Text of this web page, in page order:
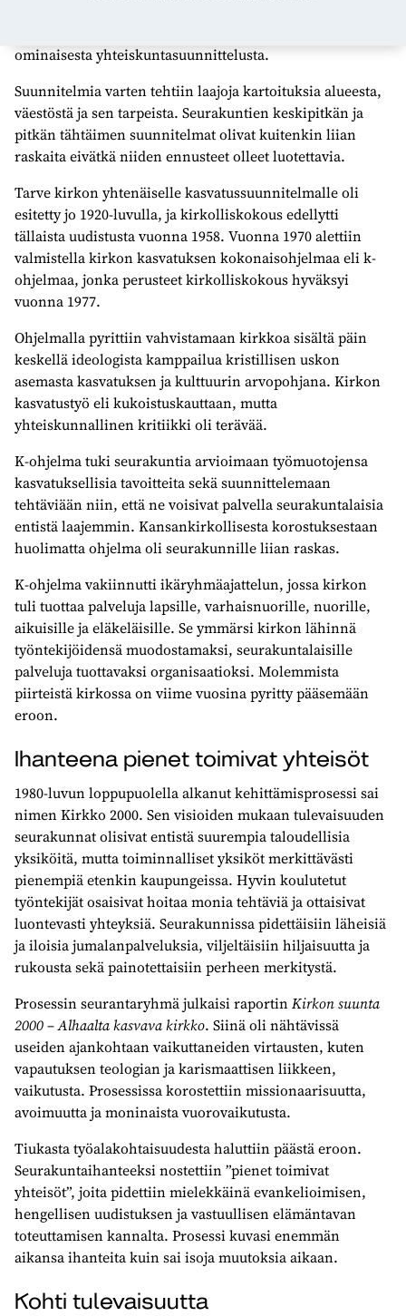
ominaisesta yhteiskuntasuunnittelusta.
Suunnitelmia varten tehtiin laajoja kartoituksia alueesta,
väestöstä ja sen tarpeista. Seurakuntien keskipitkän ja
pitkän tähtäimen suunnitelmat olivat kuitenkin liian
raskaita eivätkä niiden ennusteet olleet luotettavia.
Tarve kirkon yhtenäiselle kasvatussuunnitelmalle oli
esitetty jo 1920-luvulla, ja kirkolliskokous edellytti
tällaista uudistusta vuonna 1958. Vuonna 1970 alettiin
valmistella kirkon kasvatuksen kokonaisohjelmaa eli k-
ohjelmaa, jonka perusteet kirkolliskokous hyväksyi
vuonna 1977.
Ohjelmalla pyrittiin vahvistamaan kirkkoa sisältä päin
keskellä ideologista kamppailua kristillisen uskon
asemasta kasvatuksen ja kulttuurin arvopohjana. Kirkon
kasvatustyö eli kukoistuskauttaan, mutta
yhteiskunnallinen kritiikki oli terävää.
K-ohjelma tuki seurakuntia arvioimaan työmuotojensa
kasvatuksellisia tavoitteita sekä suunnittelemaan
tehtäviään niin, että ne voisivat palvella seurakuntalaisia
entistä laajemmin. Kansankirkollisesta korostuksestaan
huolimatta ohjelma oli seurakunnille liian raskas.
K-ohjelma vakiinnutti ikäryhmäajattelun, jossa kirkon
tuli tuottaa palveluja lapsille, varhaisnuorille, nuorille,
aikuisille ja eläkeläisille. Se ymmärsi kirkon lähinnä
työntekijöidensä muodostamaksi, seurakuntalaisille
palveluja tuottavaksi organisaatioksi. Molemmista
piirteistä kirkossa on viime vuosina pyritty pääsemään
eroon.
Ihanteena pienet toimivat yhteisöt
1980-luvun loppupuolella alkanut kehittämisprosessi sai
nimen Kirkko 2000. Sen visioiden mukaan tulevaisuuden
seurakunnat olisivat entistä suurempia taloudellisia
yksiköitä, mutta toiminnalliset yksiköt merkittävästi
pienempiä etenkin kaupungeissa. Hyvin koulutetut
työntekijät osaisivat hoitaa monia tehtäviä ja ottaisivat
luontevasti yhteyksiä. Seurakunnissa pidettäisiin läheisiä
ja iloisia jumalanpalveluksia, viljeltäisiin hiljaisuutta ja
rukousta sekä painotettaisiin perheen merkitystä.
Prosessin seurantaryhmä julkaisi raportinKirkon suunta
2000 – Alhaalta kasvava kirkko. Siinä oli nähtävissä
useiden ajankohtaan vaikuttaneiden virtausten, kuten
vapautuksen teologian ja karismaattisen liikkeen,
vaikutusta. Prosessissa korostettiin missionaarisuutta,
avoimuutta ja moninaista vuorovaikutusta.
Tiukasta työalakohtaisuudesta haluttiin päästä eroon.
Seurakuntaihanteeksi nostettiin ”pienet toimivat
yhteisöt”, joita pidettiin mielekkäinä evankelioimisen,
hengellisen uudistuksen ja vastuullisen elämäntavan
toteuttamisen kannalta. Prosessi kuvasi enemmän
aikansa ihanteita kuin sai isoja muutoksia aikaan.
Kohti tulevaisuutta